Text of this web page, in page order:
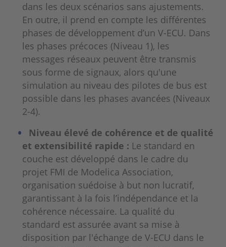
dans les deux scénarios sans ajustements.
En outre, il prend en compte les différentes
phases de développement d’un V-ECU. Dans
les phases précoces (Niveau 1), les
messages réseaux peuvent être transmis
sous forme de signaux, alors qu'une
simulation au niveau des pilotes de bus est
possible dans les phases avancées (Niveaux
2-4).
Niveau élevé de cohérence et de qualité
et extensibilité rapide : Le standard en
couche est développé dans le cadre du
projet FMI de Modelica Association,
organisation suédoise à but non lucratif,
garantissant à la fois l’indépendance et la
cohérence nécessaire. La qualité du
standard est assurée avant sa mise à
disposition par l'échange de V-ECU dans le